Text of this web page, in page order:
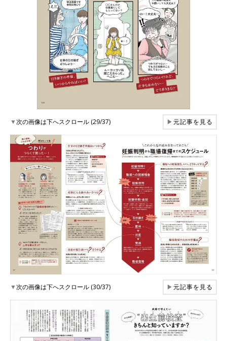
▼次の画像は下へスクロール (29/37) ▶元記事を見る
▼次の画像は下へスクロール (30/37) ▶元記事を見る